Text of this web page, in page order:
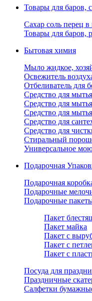
Товары для баров,
Сахар соль перец в
Товары для баров,
Бытовая химия
Мыло жидкое,
Освежитель
Отбеливатель для
Средство для
Средство для
Средство для
Средство для
Средство для
Стиральный
Универсальное
Подарочная
Подарочная
Подарочные
Подарочные
Пакет
Пакет майка
Пакет с
Пакет с
Пакет с
Посуда для
Праздничные
Салфетки